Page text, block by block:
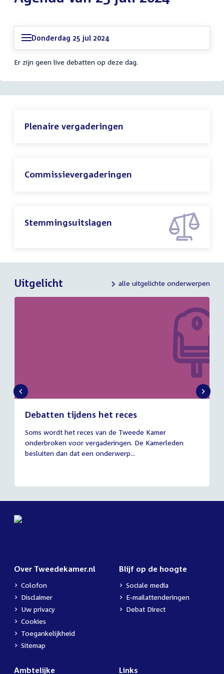
Donderdag 25 jul 2024
Er zijn geen live debatten op deze dag.
Plenaire vergaderingen
Commissievergaderingen
Stemmingsuitslagen
Uitgelicht alle uitgelichte onderwerpen
Debatten tijdens het reces
juli
2026
Soms wordt het reces van de Tweede Kamer
onderbroken voor vergaderingen. De Kamerleden
besluiten dan dat een onderwerp...
Over Tweedekamer.nl
Colofon
Disclaimer
Uw privacy
Cookies
Toegankelijkheid
Sitemap
Blijf op de hoogte
Sociale media
E-mailattenderingen
Debat Direct
Ambtelijke Links